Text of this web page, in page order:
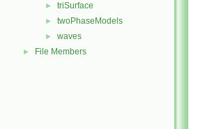
► triSurface
► twoPhaseModels
► waves
► File Members